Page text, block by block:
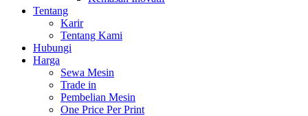
Tentang
Karir
Tentang Kami
Hubungi
Harga
Sewa Mesin
Trade in
Pembelian Mesin
One Price Per Print